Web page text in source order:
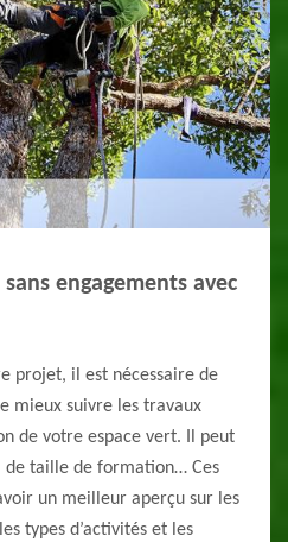
engagements avec
projet, il est nécessaire de
mieux suivre les travaux
de votre espace vert. Il peut
de taille de formation… Ces
un meilleur aperçu sur les
types d’activités et les